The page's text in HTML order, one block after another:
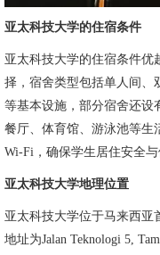
亚太科技大学的住宿条件
亚太科技大学的住宿条件优
择，宿舍类型包括单人间、
等基本设施，部分宿舍还设
餐厅、体育馆、游泳池等生
Wi-Fi，确保学生居住安全与
亚太科技大学地理位置
亚太科技大学位于马来西亚
地址为Jalan Teknologi 5,